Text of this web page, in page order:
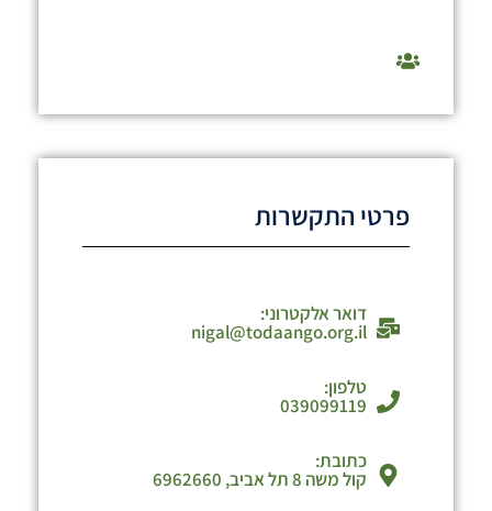
פרטי התקשרות
דואר אלקטרוני:
nigal@todaango.org.il
טלפון:
039099119
כתובת:
קול משה 8 תל אביב, 6962660